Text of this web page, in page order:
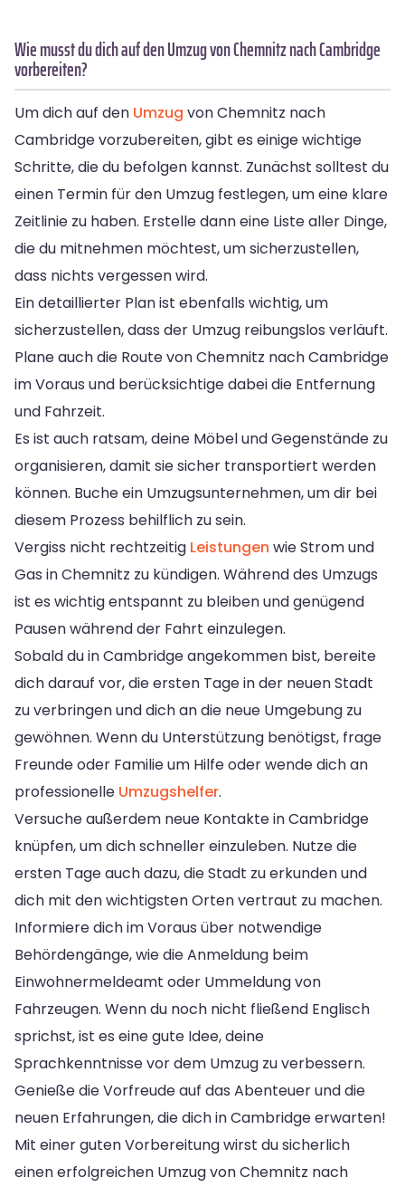
Wie musst du dich auf den Umzug von Chemnitz nach Cambridge
vorbereiten?
Um dich auf den Umzug von Chemnitz nach
Cambridge vorzubereiten, gibt es einige wichtige
Schritte, die du befolgen kannst. Zunächst solltest du
einen Termin für den Umzug festlegen, um eine klare
Zeitlinie zu haben. Erstelle dann eine Liste aller Dinge,
die du mitnehmen möchtest, um sicherzustellen,
dass nichts vergessen wird.
Ein detaillierter Plan ist ebenfalls wichtig, um
sicherzustellen, dass der Umzug reibungslos verläuft.
Plane auch die Route von Chemnitz nach Cambridge
im Voraus und berücksichtige dabei die Entfernung
und Fahrzeit.
Es ist auch ratsam, deine Möbel und Gegenstände zu
organisieren, damit sie sicher transportiert werden
können. Buche ein Umzugsunternehmen, um dir bei
diesem Prozess behilflich zu sein.
Vergiss nicht rechtzeitig Leistungen wie Strom und
Gas in Chemnitz zu kündigen. Während des Umzugs
ist es wichtig entspannt zu bleiben und genügend
Pausen während der Fahrt einzulegen.
Sobald du in Cambridge angekommen bist, bereite
dich darauf vor, die ersten Tage in der neuen Stadt
zu verbringen und dich an die neue Umgebung zu
gewöhnen. Wenn du Unterstützung benötigst, frage
Freunde oder Familie um Hilfe oder wende dich an
professionelle Umzugshelfer.
Versuche außerdem neue Kontakte in Cambridge
knüpfen, um dich schneller einzuleben. Nutze die
ersten Tage auch dazu, die Stadt zu erkunden und
dich mit den wichtigsten Orten vertraut zu machen.
Informiere dich im Voraus über notwendige
Behördengänge, wie die Anmeldung beim
Einwohnermeldeamt oder Ummeldung von
Fahrzeugen. Wenn du noch nicht fließend Englisch
sprichst, ist es eine gute Idee, deine
Sprachkenntnisse vor dem Umzug zu verbessern.
Genieße die Vorfreude auf das Abenteuer und die
neuen Erfahrungen, die dich in Cambridge erwarten!
Mit einer guten Vorbereitung wirst du sicherlich
einen erfolgreichen Umzug von Chemnitz nach